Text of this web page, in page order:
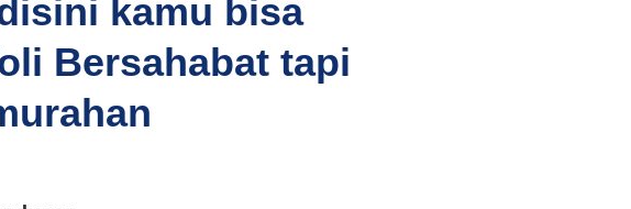
kamu bisa
Bersahabat tapi